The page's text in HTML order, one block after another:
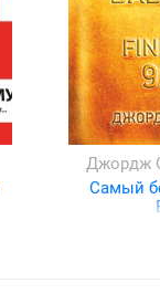
Джордж
Самый